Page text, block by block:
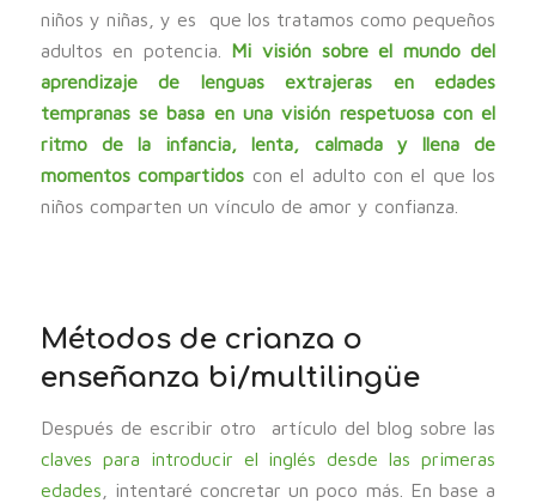
niños y niñas, y es que los tratamos como pequeños
adultos en potencia.
Mi visión sobre el mundo del
aprendizaje de lenguas extrajeras en edades
tempranas se basa en una visión respetuosa con el
ritmo de la infancia, lenta, calmada y llena de
momentos compartidos con el adulto con el que los
niños comparten un vínculo de amor y confianza.
Métodos de crianza o
enseñanza bi/multilingüe
Después de escribir otro artículo del blog sobre las
claves para introducir el inglés desde las primeras
edades , intentaré concretar un poco más. En base a